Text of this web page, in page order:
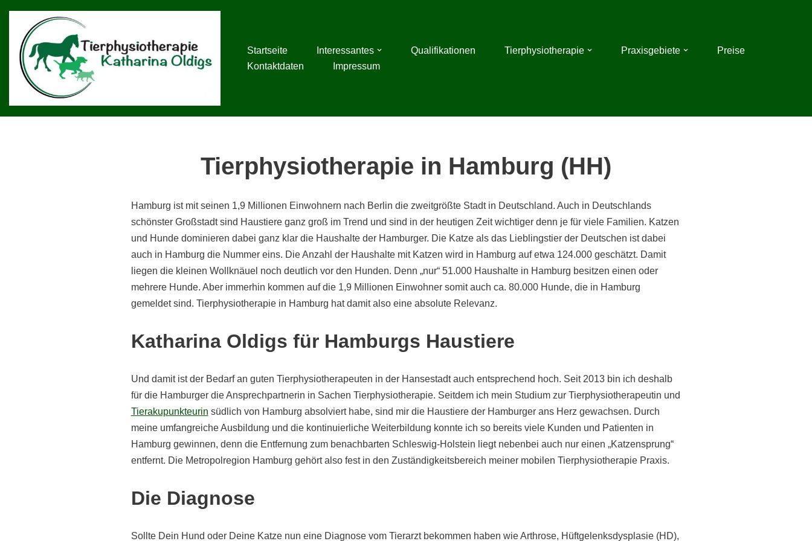
Zum
Inhalt
springen
Startseite Interessantes Qualifikationen Tierphysiotherapie Praxisgebiete
Preise
Kontaktdaten
Impressum
Tierphysiotherapie in Hamburg (HH)
Hamburg ist mit seinen 1,9 Millionen Einwohnern nach Berlin die zweitgrößte Stadt in Deutschland. Auch in Deutschlands
schönster Großstadt sind Haustiere ganz groß im Trend und sind in der heutigen Zeit wichtiger denn je für viele Familien. Katzen
und Hunde dominieren dabei ganz klar die Haushalte der Hamburger. Die Katze als das Lieblingstier der Deutschen ist dabei
auch in Hamburg die Nummer eins. Die Anzahl der Haushalte mit Katzen wird in Hamburg auf etwa 124.000 geschätzt. Damit
liegen die kleinen Wollknäuel noch deutlich vor den Hunden. Denn „nur“ 51.000 Haushalte in Hamburg besitzen einen oder
mehrere Hunde. Aber immerhin kommen auf die 1,9 Millionen Einwohner somit auch ca. 80.000 Hunde, die in Hamburg
gemeldet sind. Tierphysiotherapie in Hamburg hat damit also eine absolute Relevanz.
Katharina Oldigs für Hamburgs Haustiere
Und damit ist der Bedarf an guten Tierphysiotherapeuten in der Hansestadt auch entsprechend hoch. Seit 2013 bin ich deshalb
für die Hamburger die Ansprechpartnerin in Sachen Tierphysiotherapie. Seitdem ich mein Studium zur Tierphysiotherapeutin und
Tierakupunkteurin südlich von Hamburg absolviert habe, sind mir die Haustiere der Hamburger ans Herz gewachsen. Durch
meine umfangreiche Ausbildung und die kontinuierliche Weiterbildung konnte ich so bereits viele Kunden und Patienten in
Hamburg gewinnen, denn die Entfernung zum benachbarten Schleswig-Holstein liegt nebenbei auch nur einen „Katzensprung“
entfernt. Die Metropolregion Hamburg gehört also fest in den Zuständigkeitsbereich meiner mobilen Tierphysiotherapie Praxis.
Die Diagnose
Sollte Dein Hund oder Deine Katze nun eine Diagnose vom Tierarzt bekommen haben wie Arthrose, Hüftgelenksdysplasie (HD),